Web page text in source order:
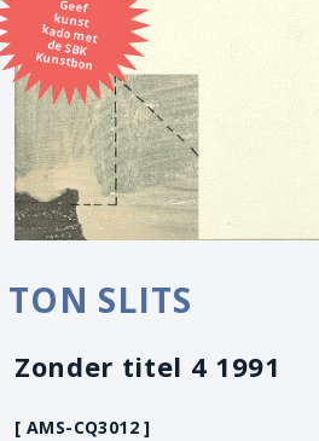
Geef
kunst
kado met
de SBK
Kunstbon
TON SLITS
Zonder titel 4 1991
[ AMS-CQ3012 ]